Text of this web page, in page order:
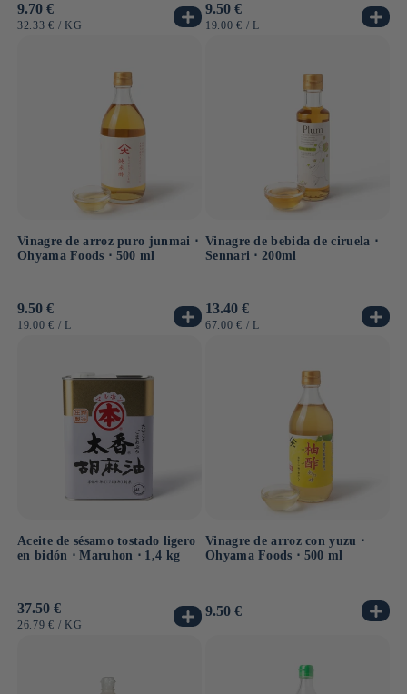
Precio
habitual
9.70 €
PRECIO
32.33 € / POR
KG
Precio
habitual
9.50 €
PRECIO
19.00 € / POR
L
Vinagre de arroz puro junmai ⋅
Ohyama Foods ⋅ 500 ml
Precio
habitual
9.50 €
PRECIO
19.00 € / POR
L
Vinagre de bebida de ciruela ⋅
Sennari ⋅ 200ml
Precio
habitual
13.40 €
PRECIO
67.00 € / POR
L
Aceite de sésamo tostado ligero
en bidón ⋅ Maruhon ⋅ 1,4 kg
Precio
habitual
37.50 €
PRECIO
26.79 € / POR
KG
Vinagre de arroz con yuzu ⋅
Ohyama Foods ⋅ 500 ml
Precio
9.50 €